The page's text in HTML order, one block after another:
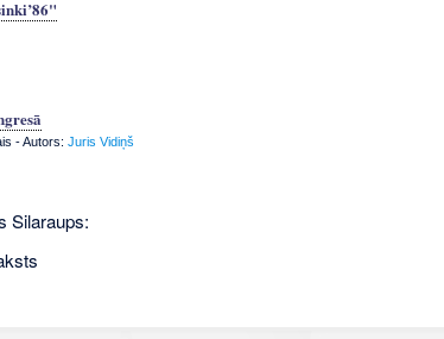
- Autors: Juris Vidiņš
Silaraups: